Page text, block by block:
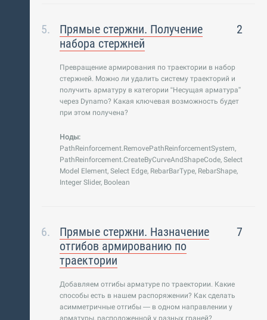
Прямые стержни. Получение
набора стержней
2
Превращение армирования по траектории в набор
стержней. Можно ли удалить систему траекторий и
получить арматуру в категории “Несущая арматура”
через Dynamo? Какая ключевая возможность будет
при этом получена?
Ноды:
PathReinforcement.RemovePathReinforcementSystem,
PathReinforcement.CreateByCurveAndShapeCode, Select
Model Element, Select Edge, RebarBarType, RebarShape,
Integer Slider, Boolean
Прямые стержни. Назначение
отгибов армированию по
траектории
7
Добавляем отгибы арматуре по траектории. Какие
способы есть в нашем распоряжении? Как сделать
асимметричные отгибы — в одном направлении у
арматуры, расположенной у разных граней?